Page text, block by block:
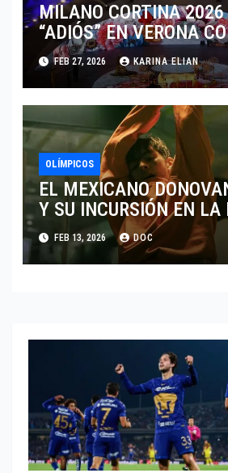
MILANO CORTINA 2026
“ADIÓS” EN VERONA
LEGADO DE LA MODA
FEB 27, 2026 KARINA ELIAN
OLÍMPICOS
EL MEXICANO
Y SU INCURSIÓN EN LA
CALVIN KLEIN
FEB 13, 2026 DOC